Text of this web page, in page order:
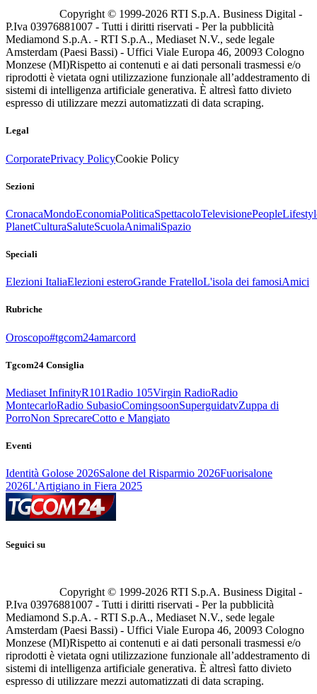
Copyright © 1999-2026 RTI S.p.A. Business Digital -
P.Iva 03976881007 - Tutti i diritti riservati - Per la pubblicità
Mediamond S.p.A. - RTI S.p.A., Mediaset N.V., sede legale
Amsterdam (Paesi Bassi) - Uffici Viale Europa 46, 20093 Cologno
Monzese (MI)Rispetto ai contenuti e ai dati personali trasmessi e/o
riprodotti è vietata ogni utilizzazione funzionale all’addestramento di
sistemi di intelligenza artificiale generativa. È altresì fatto divieto
espresso di utilizzare mezzi automatizzati di data scraping.
Legal
CorporatePrivacy PolicyCookie Policy
Sezioni
CronacaMondoEconomiaPoliticaSpettacoloTelevisionePeople
PlanetCulturaSaluteScuolaAnimaliSpazio
Speciali
Elezioni ItaliaElezioni esteroGrande FratelloL'isola dei famosiAmici
Rubriche
Oroscopo#tgcom24amarcord
Tgcom24 Consiglia
Mediaset InfinityR101Radio 105Virgin RadioRadio
MontecarloRadio SubasioComingsoonSuperguidatvZuppa di
PorroNon SprecareCotto e Mangiato
Eventi
Identità Golose 2026Salone del Risparmio 2026Fuorisalone
2026L'Artigiano in Fiera 2025
Seguici su
Copyright © 1999-2026 RTI S.p.A. Business Digital -
P.Iva 03976881007 - Tutti i diritti riservati - Per la pubblicità
Mediamond S.p.A. - RTI S.p.A., Mediaset N.V., sede legale
Amsterdam (Paesi Bassi) - Uffici Viale Europa 46, 20093 Cologno
Monzese (MI)Rispetto ai contenuti e ai dati personali trasmessi e/o
riprodotti è vietata ogni utilizzazione funzionale all’addestramento di
sistemi di intelligenza artificiale generativa. È altresì fatto divieto
espresso di utilizzare mezzi automatizzati di data scraping.